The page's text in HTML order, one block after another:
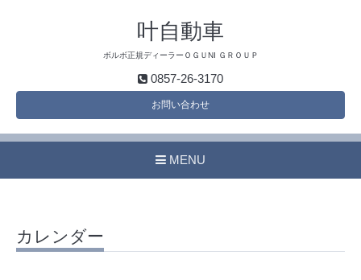
叶自動車
ボルボ正規ディーラーＯＧＵNI ＧＲＯＵＰ
0857-26-3170
お問い合わせ
MENU
カレンダー